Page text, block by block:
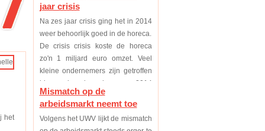
jaar crisis
Na zes jaar crisis ging het in 2014
weer behoorlijk goed in de horeca.
De crisis crisis koste de horeca
zo'n 1 miljard euro omzet. Veel
kleine ondernemers zijn getroffen
binnen deze branche, maar 2014
was eindelijk voor de meeste weer
een p...
Mismatch op de
arbeidsmarkt neemt toe
Volgens het UWV lijkt de mismatch
het